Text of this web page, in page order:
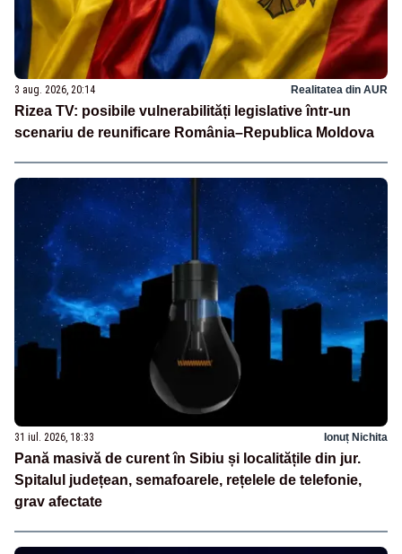
3 aug. 2026, 20:14 Realitatea din AUR
Rizea TV: posibile vulnerabilități legislative într-un
scenariu de reunificare România–Republica Moldova
31 iul. 2026, 18:33 Ionuț Nichita
Pană masivă de curent în Sibiu și localitățile din jur.
Spitalul județean, semafoarele, rețelele de telefonie,
grav afectate